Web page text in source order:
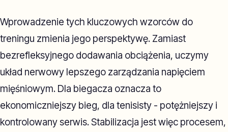
Wprowadzenie tych kluczowych wzorców do
treningu zmienia jego perspektywę. Zamiast
bezrefleksyjnego dodawania obciążenia, uczymy
układ nerwowy lepszego zarządzania napięciem
mięśniowym. Dla biegacza oznacza to
ekonomiczniejszy bieg, dla tenisisty - potężniejszy i
kontrolowany serwis. Stabilizacja jest więc procesem,